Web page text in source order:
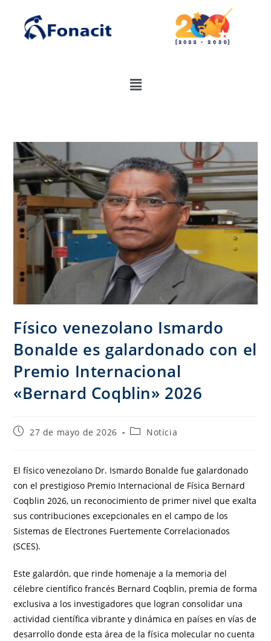
Físico venezolano Ismardo
Bonalde es galardonado con el
Premio Internacional
«Bernard Coqblin» 2026
27 de mayo de 2026 Noticia
El físico venezolano Dr. Ismardo Bonalde fue galardonado
con el prestigioso Premio Internacional de Física Bernard
Coqblin 2026, un reconocimiento de primer nivel que exalta
sus contribuciones excepcionales en el campo de los
Sistemas de Electrones Fuertemente Correlacionados
(SCES).
Este galardón, que rinde homenaje a la memoria del
célebre científico francés Bernard Coqblin, premia de forma
exclusiva a los investigadores que logran consolidar una
actividad científica vibrante y dinámica en países en vías de
desarrollo donde esta área de la física molecular no cuenta